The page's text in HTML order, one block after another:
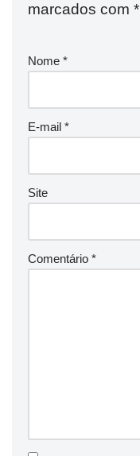
marcados com *
Nome *
E-mail *
Site
Comentário *